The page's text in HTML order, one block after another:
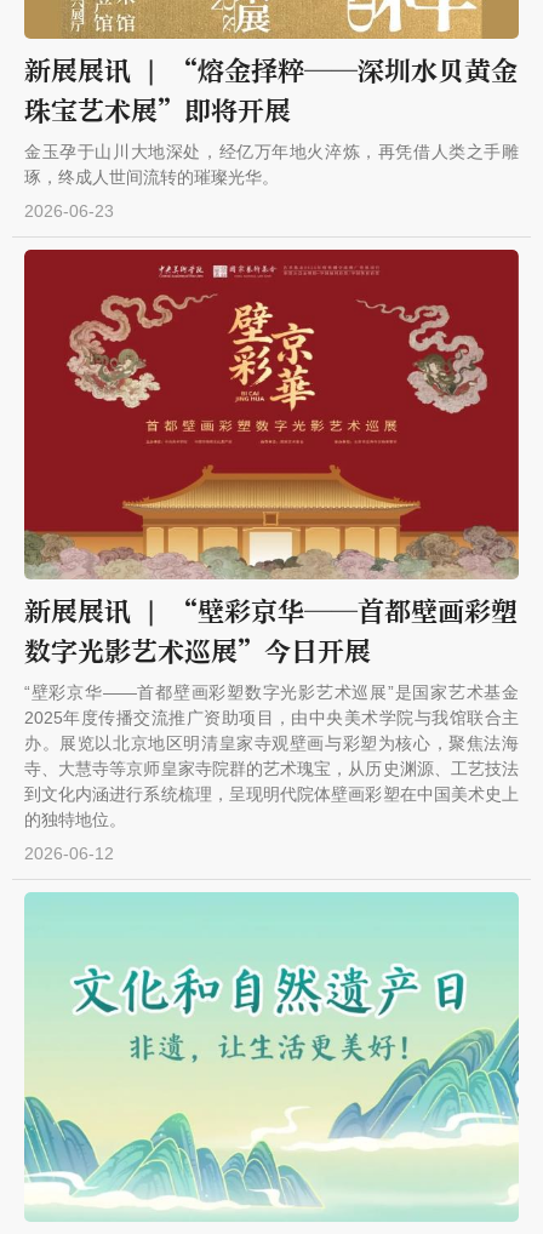
新展展讯 | “熔金择粹——深圳水贝黄金
珠宝艺术展”即将开展
金玉孕于山川大地深处，经亿万年地火淬炼，再凭借人类之手雕
琢，终成人世间流转的璀璨光华。
2026-06-23
新展展讯 | “壁彩京华——首都壁画彩塑
数字光影艺术巡展”今日开展
“壁彩京华——首都壁画彩塑数字光影艺术巡展”是国家艺术基金
2025年度传播交流推广资助项目，由中央美术学院与我馆联合主
办。展览以北京地区明清皇家寺观壁画与彩塑为核心，聚焦法海
寺、大慧寺等京师皇家寺院群的艺术瑰宝，从历史渊源、工艺技法
到文化内涵进行系统梳理，呈现明代院体壁画彩塑在中国美术史上
的独特地位。
2026-06-12